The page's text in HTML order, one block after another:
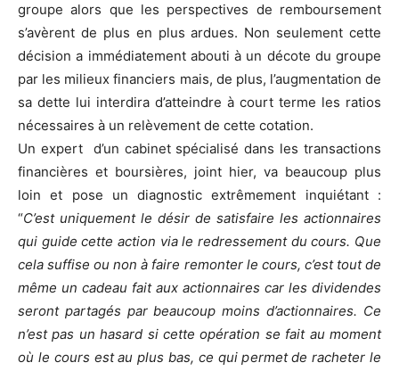
groupe alors que les perspectives de remboursement
s’avèrent de plus en plus ardues. Non seulement cette
décision a immédiatement abouti à un décote du groupe
par les milieux financiers mais, de plus, l’augmentation de
sa dette lui interdira d’atteindre à court terme les ratios
nécessaires à un relèvement de cette cotation.
Un expert d’un cabinet spécialisé dans les transactions
financières et boursières, joint hier, va beaucoup plus
loin et pose un diagnostic extrêmement inquiétant :
“C’est uniquement le désir de satisfaire les actionnaires
qui guide cette action via le redressement du cours. Que
cela suffise ou non à faire remonter le cours, c’est tout de
même un cadeau fait aux actionnaires car les dividendes
seront partagés par beaucoup moins d’actionnaires. Ce
n’est pas un hasard si cette opération se fait au moment
où le cours est au plus bas, ce qui permet de racheter le